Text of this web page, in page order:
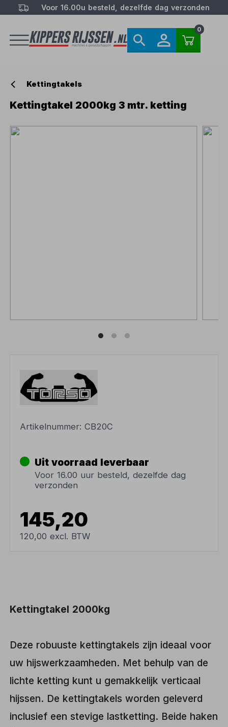
Voor 16.00u besteld, dezelfde dag verzonden
0
Kettingtakels
Kettingtakel 2000kg 3 mtr. ketting
Artikelnummer:CB20C
Uit voorraad leverbaar
Voor 16.00 uur besteld, dezelfde dag
verzonden
145,20
120,00 excl. BTW
Kettingtakel 2000kg
Deze robuuste kettingtakels zijn ideaal voor
uw hijswerkzaamheden. Met behulp van de
lichte ketting kunt u gemakkelijk verticaal
hijssen. De kettingtakels worden geleverd
inclusief een stevige lastketting. Beide haken